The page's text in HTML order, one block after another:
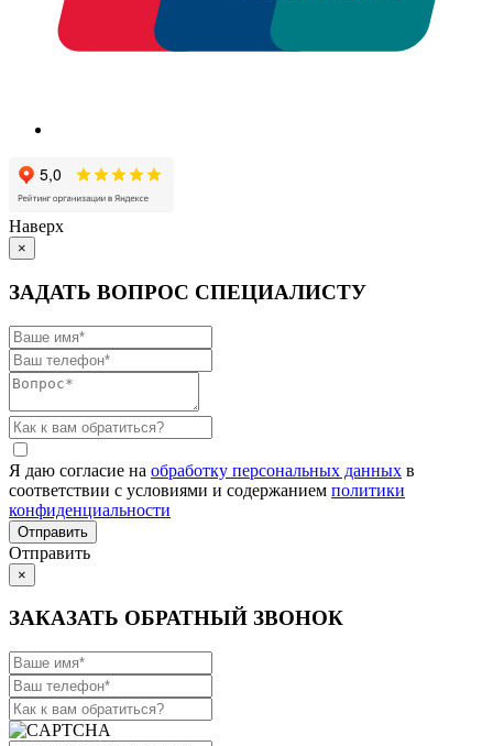
Наверх
×
ЗАДАТЬ ВОПРОС СПЕЦИАЛИСТУ
Я даю согласие на обработку персональных данных в
соответствии с условиями и содержанием политики
конфиденциальности
Отправить
×
ЗАКАЗАТЬ ОБРАТНЫЙ ЗВОНОК